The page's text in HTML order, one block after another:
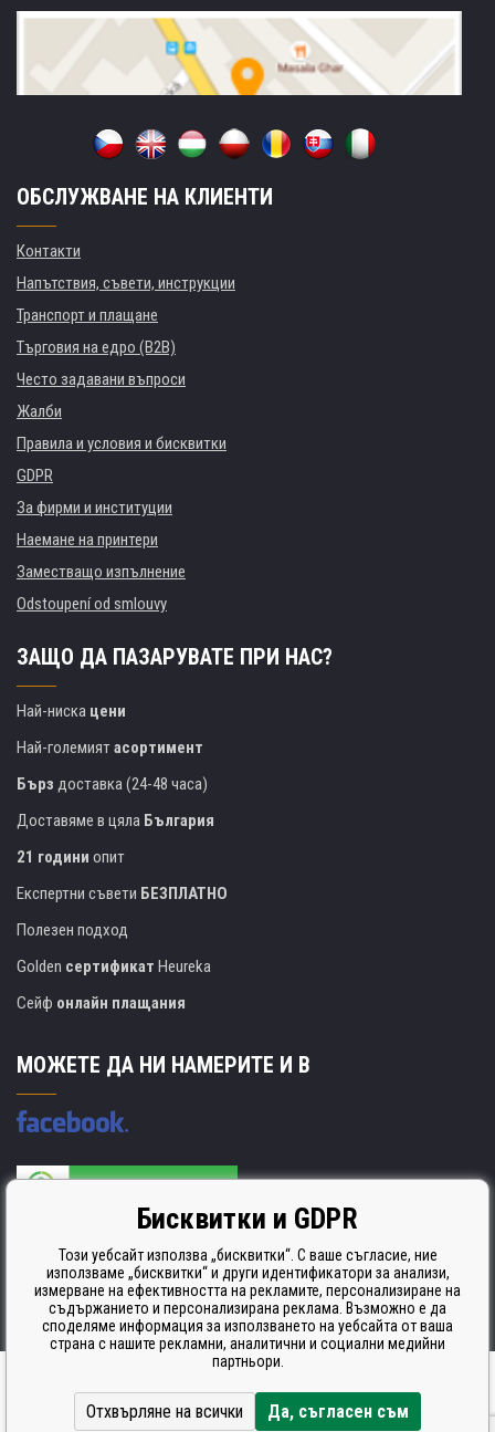
ОБСЛУЖВАНЕ НА КЛИЕНТИ
Контакти
Напътствия, съвети, инструкции
Транспорт и плащане
Търговия на едро (B2B)
Често задавани въпроси
Жалби
Правила и условия и бисквитки
GDPR
За фирми и институции
Наемане на принтери
Заместващо изпълнение
Odstoupení od smlouvy
ЗАЩО ДА ПАЗАРУВАТЕ ПРИ НАС?
Най-ниска цени
Най-големиятасортимент
Бърз доставка (24-48 часа)
Доставяме в цяла България
21 години опит
Експертни съвети БЕЗПЛАТНО
Полезен подход
Golden сертификат Heureka
Сейф онлайн плащания
МОЖЕТЕ ДА НИ НАМЕРИТЕ И В
Производителят на касети е сертифициран
ISO 9001. ISO 14001 и STMC.
Ecommerce solutionsBINARGON.cz
Бисквитки и GDPR
Този уебсайт използва „бисквитки“. С ваше съгласие, ние
използваме „бисквитки“ и други идентификатори за анализи,
измерване на ефективността на рекламите, персонализиране на
съдържанието и персонализирана реклама. Възможно е да
споделяме информация за използването на уебсайта от ваша
страна с нашите рекламни, аналитични и социални медийни
партньори.
Отхвърляне на всички Да, съгласен съм